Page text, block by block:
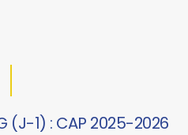
(J-1) : CAP 2025-2026